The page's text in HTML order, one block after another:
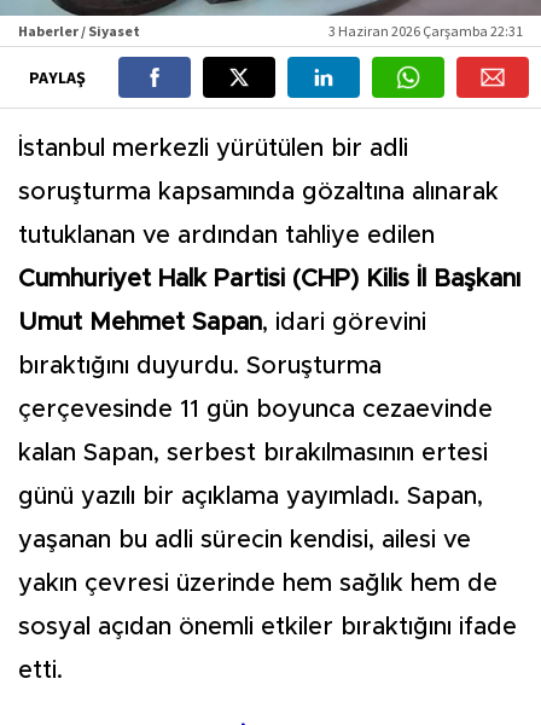
Haberler / Siyaset 3 Haziran 2026 Çarşamba 22:31
PAYLAŞ
İstanbul merkezli yürütülen bir adli
soruşturma kapsamında gözaltına alınarak
tutuklanan ve ardından tahliye edilen
Cumhuriyet Halk Partisi (CHP) Kilis İl Başkanı
Umut Mehmet Sapan, idari görevini
bıraktığını duyurdu. Soruşturma
çerçevesinde 11 gün boyunca cezaevinde
kalan Sapan, serbest bırakılmasının ertesi
günü yazılı bir açıklama yayımladı. Sapan,
yaşanan bu adli sürecin kendisi, ailesi ve
yakın çevresi üzerinde hem sağlık hem de
sosyal açıdan önemli etkiler bıraktığını ifade
etti.